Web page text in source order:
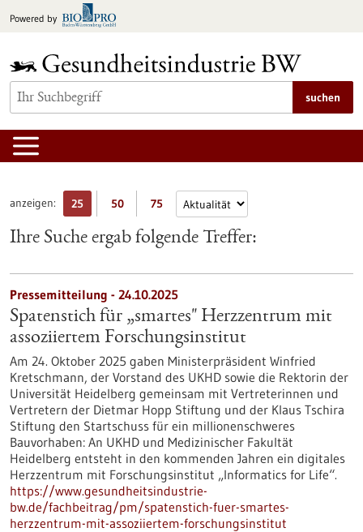
Inhalt
Powered by
suchen
anzeigen: 25 50 75
Ihre Suche ergab folgende Treffer:
Pressemitteilung - 24.10.2025
Spatenstich für „smartes" Herzzentrum mit
assoziiertem Forschungsinstitut
Am 24. Oktober 2025 gaben Ministerpräsident Winfried
Kretschmann, der Vorstand des UKHD sowie die Rektorin der
Universität Heidelberg gemeinsam mit Vertreterinnen und
Vertretern der Dietmar Hopp Stiftung und der Klaus Tschira
Stiftung den Startschuss für ein millionenschweres
Bauvorhaben: An UKHD und Medizinischer Fakultät
Heidelberg entsteht in den kommenden Jahren ein digitales
Herzzentrum mit Forschungsinstitut „Informatics for Life“.
https://www.gesundheitsindustrie-
bw.de/fachbeitrag/pm/spatenstich-fuer-smartes-
herzzentrum-mit-assoziiertem-forschungsinstitut